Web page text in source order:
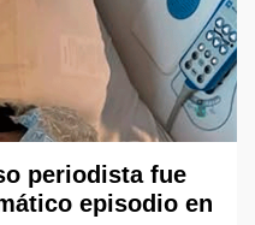
periodista fue
episodio en